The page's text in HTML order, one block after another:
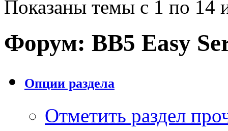
Показаны темы с 1 по 14
Форум: BB5 Easy
Опции раздела
Отметить раздел